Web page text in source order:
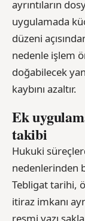
ayrıntıların
uygulamada
düzeni
nedenle işlem
doğabilecek
kaybını azaltır.
Ek
takibi
Hukuki
nedenlerinden
Tebligat tarihi,
itiraz imkanı